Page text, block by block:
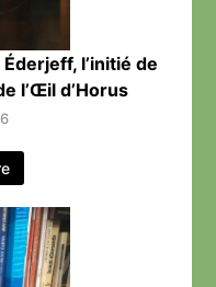
l’initié de
l’Œil d’Horus